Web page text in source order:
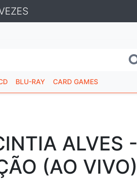
BLU-RAY CARD GAMES
ALVES -
(AO VIVO)